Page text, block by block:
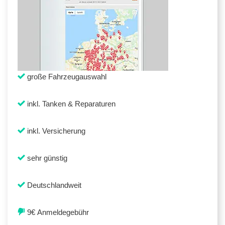
große Fahrzeugauswahl
inkl. Tanken & Reparaturen
inkl. Versicherung
sehr günstig
Deutschlandweit
9€ Anmeldegebühr